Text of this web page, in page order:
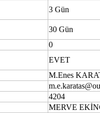
3 Gün
30 Gün
0
EVET
M.Enes
4204
MERVE